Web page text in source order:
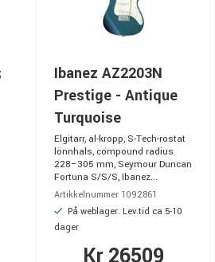
Ibanez AZ2203N
Prestige - Antique
Turquoise
Elgitarr, al-kropp, S-Tech-rostat
lönnhals, compound radius
228–305 mm, Seymour Duncan
Fortuna S/S/S, Ibanez...
Artikkelnummer 1092861
På weblager. Lev.tid ca 5-10
dager
Kr 26509